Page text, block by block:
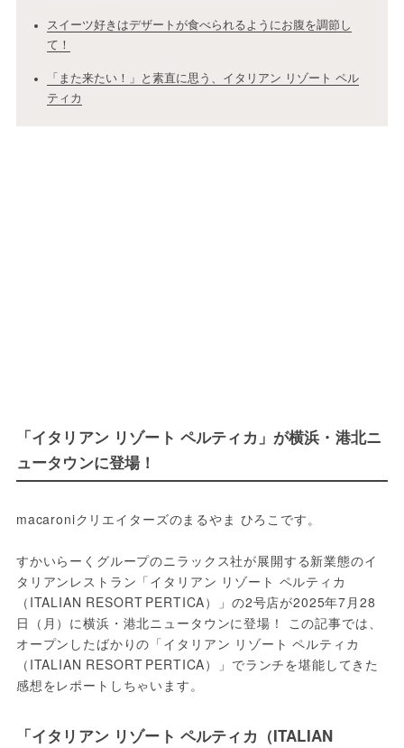
スイーツ好きはデザートが食べられるようにお腹を調節し
て！
「また来たい！」と素直に思う、イタリアン リゾート ペル
ティカ
「イタリアン リゾート ペルティカ」が横浜・港北ニ
ュータウンに登場！
macaroniクリエイターズのまるやま ひろこです。
すかいらーくグループのニラックス社が展開する新業態のイ
タリアンレストラン「イタリアン リゾート ペルティカ
（ITALIAN RESORT PERTICA）」の2号店が2025年7月28
日（月）に横浜・港北ニュータウンに登場！ この記事では、
オープンしたばかりの「イタリアン リゾート ペルティカ
（ITALIAN RESORT PERTICA）」でランチを堪能してきた
感想をレポートしちゃいます。
「イタリアン リゾート ペルティカ（ITALIAN